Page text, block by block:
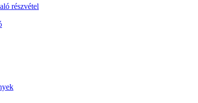
részvétel